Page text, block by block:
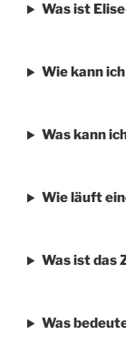
Was ist
Wie kann
Was kann
Wie läuft
Was ist das
Was